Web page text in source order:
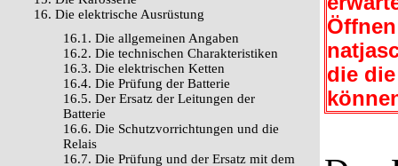
16. Die elektrische Ausrüstung
16.1. Die allgemeinen Angaben
16.2. Die technischen Charakteristiken
16.3. Die elektrischen Ketten
16.4. Die Prüfung der Batterie
16.5. Der Ersatz der Leitungen der
Batterie
16.6. Die Schutzvorrichtungen und die
Relais
16.7. Die Prüfung und der Ersatz mit dem
die